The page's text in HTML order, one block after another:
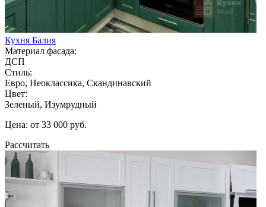
Кухня Балия
Материал фасада:
ДСП
Стиль:
Евро, Неоклассика, Скандинавский
Цвет:
Зеленый, Изумрудный
Цена: от 33 000 руб.
Рассчитать